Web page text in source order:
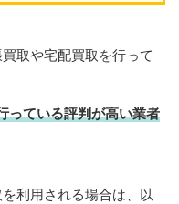
取や宅配買取を行って
っている評判が高い業者
利用される場合は、以